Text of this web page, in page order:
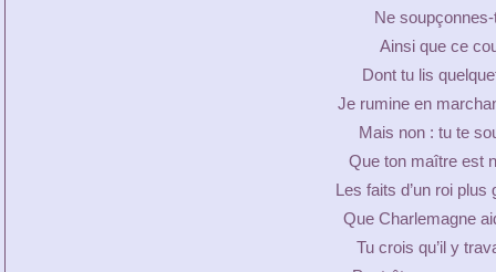
Ne
Ainsi que ce
Dont tu lis
Je rumine en
Mais non : tu te
Que ton maître est
Les faits d’un roi
Que Charlemagne
Tu crois qu’il y